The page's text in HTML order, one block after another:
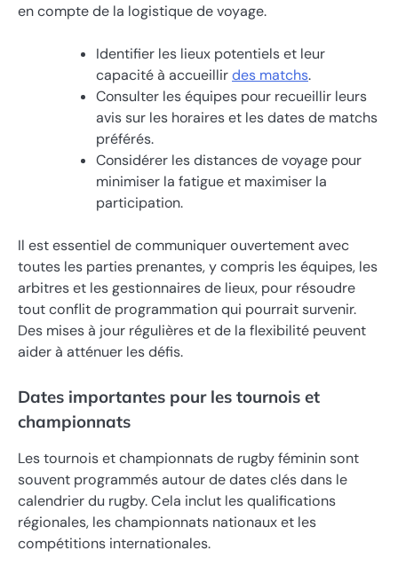
en compte de la logistique de voyage.
Identifier les lieux potentiels et leur
capacité à accueillirdes matchs.
Consulter les équipes pour recueillir leurs
avis sur les horaires et les dates de matchs
préférés.
Considérer les distances de voyage pour
minimiser la fatigue et maximiser la
participation.
Il est essentiel de communiquer ouvertement avec
toutes les parties prenantes, y compris les équipes, les
arbitres et les gestionnaires de lieux, pour résoudre
tout conflit de programmation qui pourrait survenir.
Des mises à jour régulières et de la flexibilité peuvent
aider à atténuer les défis.
Dates importantes pour les tournois et
championnats
Les tournois et championnats de rugby féminin sont
souvent programmés autour de dates clés dans le
calendrier du rugby. Cela inclut les qualifications
régionales, les championnats nationaux et les
compétitions internationales.